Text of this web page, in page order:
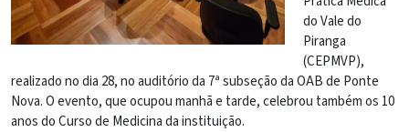
do Vale do
Piranga
(CEPMVP),
realizado no dia 28, no auditório da 7ª subseção da OAB de Ponte
Nova. O evento, que ocupou manhã e tarde, celebrou também os 10
anos do Curso de Medicina da instituição.